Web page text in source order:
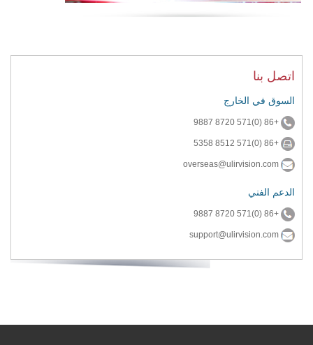
اتصل بنا
السوق في الخارج
+86 (0)571 8720 9887
+86 (0)571 8512 5358
الدعم الفني
+86 (0)571 8720 9887